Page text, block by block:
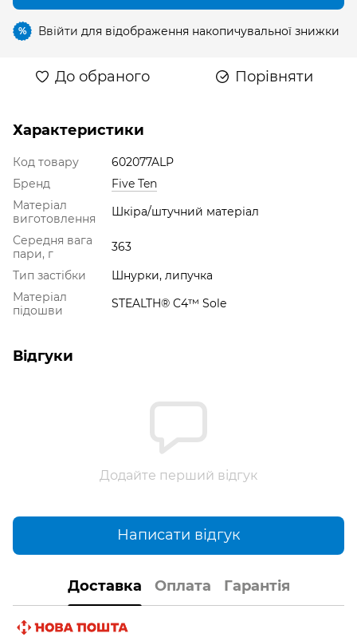
% Ввійти для відображення накопичувальної знижки
До обраного Порівняти
Характеристики
Код товару
602077ALP
Бренд
Five Ten
Матеріал
виготовлення
Шкіра/штучний матеріал
Середня вага
пари, г
363
Тип застібки
Шнурки, липучка
Матеріал
підошви
STEALTH® C4™ Sole
Відгуки
Додайте перший відгук
Написати відгук
Доставка Оплата Гарантія